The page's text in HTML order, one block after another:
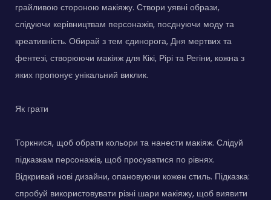
грайливою стороною макіяжу. Створи уявні образи,
слідуючи керівництвам персонажів, поєднуючи моду та
креативність. Обирай з тем єдинорога, Дня мертвих та
фентезі, створюючи макіяж для Кікі, Рірі та Регіни, кожна з
яких пропонує унікальний виклик.
Як грати
Торкнися, щоб обрати кольори та нанести макіяж. Слідуй
підказкам персонажів, щоб просуватися по рівнях.
Відкривай нові дизайни, опановуючи кожен стиль. Підказка:
спробуй використовувати різні шари макіяжу, щоб виявити